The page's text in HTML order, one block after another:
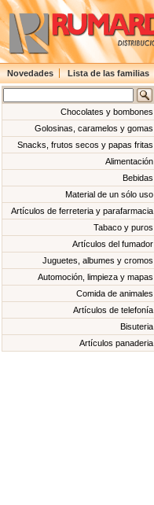
Novedades Lista de las familias
Chocolates y bombones
Golosinas, caramelos y gomas
Snacks, frutos secos y papas fritas
Alimentación
Bebidas
Material de un sólo uso
Artículos de ferreteria y parafarmacia
Tabaco y puros
Artículos del fumador
Juguetes, albumes y cromos
Automoción, limpieza y mapas
Comida de animales
Artículos de telefonía
Bisuteria
Artículos panaderia